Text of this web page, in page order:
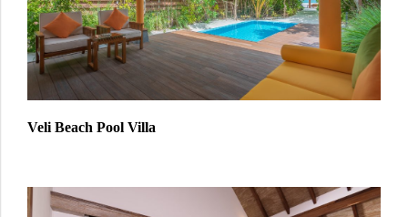
Veli Beach Pool Villa